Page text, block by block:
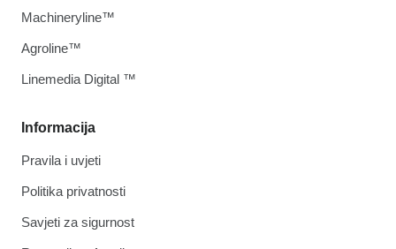
Informacija
Pravila i uvjeti
Politika privatnosti
Savjeti za sigurnost
Machineryline™
Agroline™
Linemedia Digital ™